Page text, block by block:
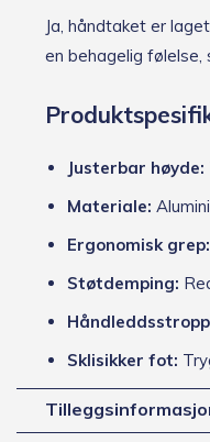
Ja, håndtaket er
en behagelig følelse,
Justerbar høyde:
Materiale:
Ergonomisk grep:
Støtdemping:
Sklisikker fot: